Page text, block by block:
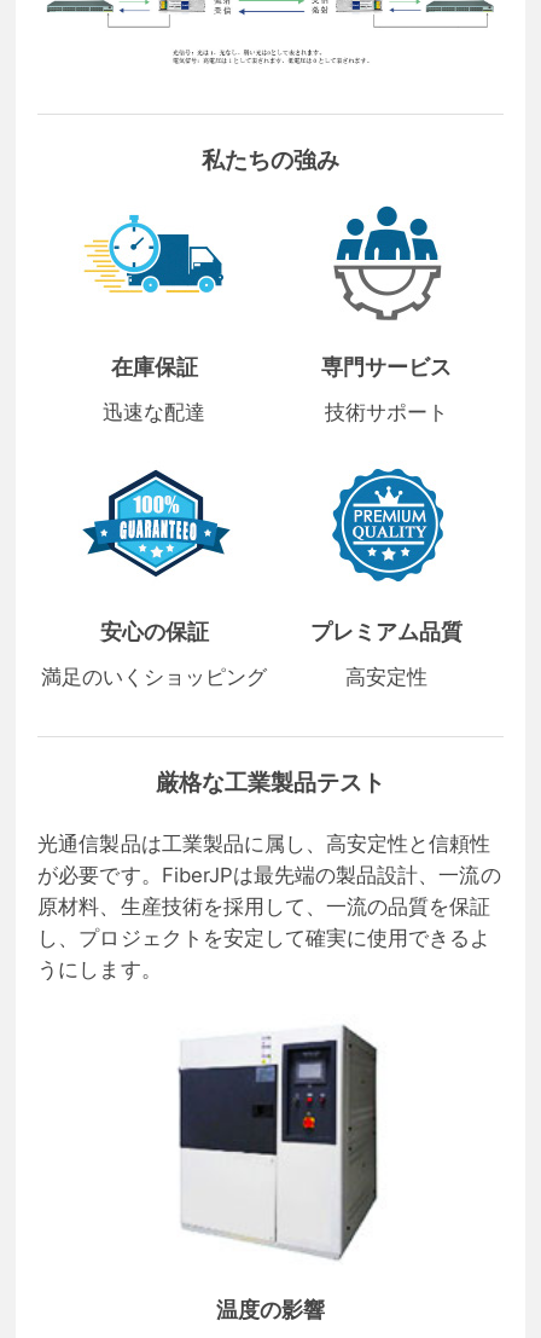
私たちの強み
在庫保証
迅速な配達
専門サービス
技術サポート
安心の保証
満足のいくショッピング
プレミアム品質
高安定性
厳格な工業製品テスト
光通信製品は工業製品に属し、高安定性と信頼性
が必要です。FiberJPは最先端の製品設計、一流の
原材料、生産技術を採用して、一流の品質を保証
し、プロジェクトを安定して確実に使用できるよ
うにします。
温度の影響